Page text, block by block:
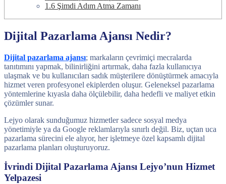
1.6 Şimdi Adım Atma Zamanı
Dijital Pazarlama Ajansı Nedir?
Dijital pazarlama ajansı; markaların çevrimiçi mecralarda
tanıtımını yapmak, bilinirliğini artırmak, daha fazla kullanıcıya
ulaşmak ve bu kullanıcıları sadık müşterilere dönüştürmek amacıyla
hizmet veren profesyonel ekiplerden oluşur. Geleneksel pazarlama
yöntemlerine kıyasla daha ölçülebilir, daha hedefli ve maliyet etkin
çözümler sunar.
Lejyo olarak sunduğumuz hizmetler sadece sosyal medya
yönetimiyle ya da Google reklamlarıyla sınırlı değil. Biz, uçtan uca
pazarlama sürecini ele alıyor, her işletmeye özel kapsamlı dijital
pazarlama planları oluşturuyoruz.
İvrindi Dijital Pazarlama Ajansı Lejyo’nun Hizmet
Yelpazesi